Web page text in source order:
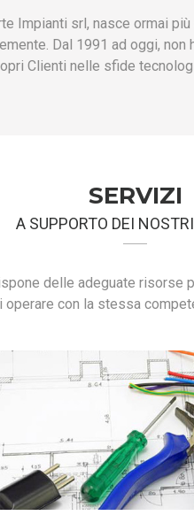
Impianti srl, nasce ormai
Dal 1991 ad oggi,
Clienti nelle sfide
SERVIZI
A SUPPORTO DEI
delle adeguate risorse
operare con la stessa